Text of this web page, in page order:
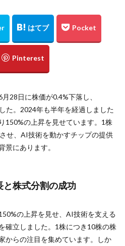
月28日に株価が0.4%下落し、
た。2024年も半年を経過しました
150%の上昇を見せています。1株
せ、AI技術を動かすチップの提供
景にあります。
株式分割の成功
の上昇を見せ、AI技術を支える
確立しました。1株につき10株の株
からの注目を集めています。しか